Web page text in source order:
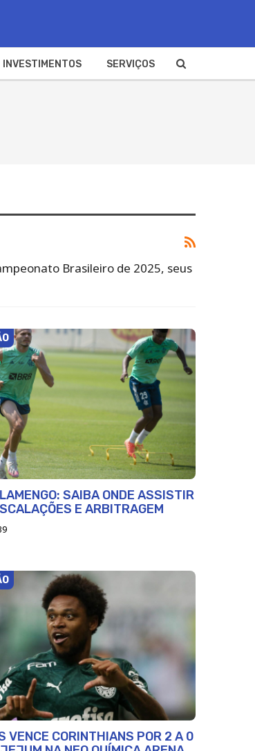
INVESTIMENTOS SERVIÇOS
Brasileiro de 2025, seus
SAIBA ONDE ASSISTIR
E ARBITRAGEM
VENCE CORINTHIANS POR 2 A 0